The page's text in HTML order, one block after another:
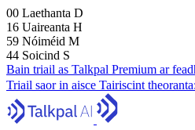
00 Laethanta D
16 Uaireanta H
59 Nóiméid M
43 Soicind S
Bain triail as Talkpal Premium ar
Triail saor in aisce Tairiscint theoranta: